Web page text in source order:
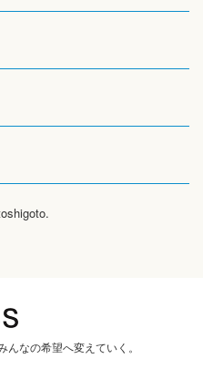
んなの希望へ変えていく。